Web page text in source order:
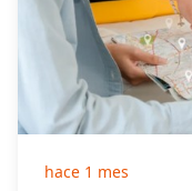
hace 1 mes